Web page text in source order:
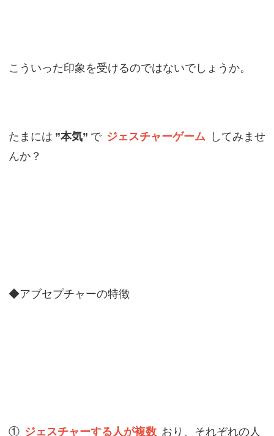
こういった印象を受けるのではないでしょうか。
たまには ”本気” で ジェスチャーゲーム してみませ
んか？
◆アブセプチャーの特徴
① ジェスチャーする人が複数 おり、それぞれの人